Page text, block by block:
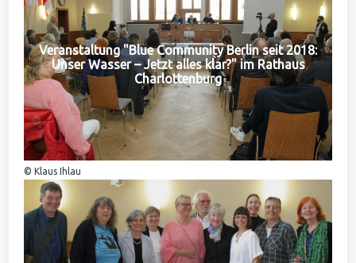
Veranstaltung "Blue Community Berlin seit 2018:
Unser Wasser – Jetzt alles klar?" im Rathaus
Charlottenburg
© Klaus Ihlau